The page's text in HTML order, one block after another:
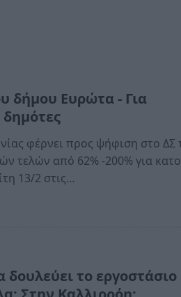
δήμου Ευρώτα - Για
φέρνει προς ψήφιση στο ΔΣ
τελών από 62% -200% για
13/2 στις…
το εργοστάσιο